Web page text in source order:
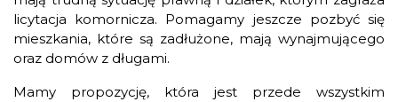
licytacja komornicza. Pomagamy jeszcze pozbyć się
mieszkania, które są zadłużone, mają wynajmującego
oraz domów z długami.
Mamy propozycję, która jest przede wszystkim